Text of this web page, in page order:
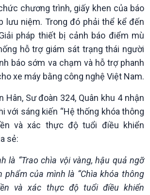
hội
Khoa học & Công nghệ
Tin Khoa học & Công nghệ
Kết nối công nghệ
Sống chung với biến đổi
chương trình, giấy khen của báo
lưu niệm. Trong đó phải thể kể đến
pháp thiết bị cảnh báo điểm mù
hỗ trợ giám sát trạng thái người
báo sớm va chạm và hỗ trợ phanh
xe máy bằng công nghệ Việt Nam.
Hân, Sư đoàn 324, Quân khu 4 nhận
với sáng kiến “Hệ thống khóa thông
và xác thực độ tuổi điều khiển
sẻ:
là “Trao chìa vội vàng, hậu quả ngỡ
phẩm của mình là “Chìa khóa thông
và xác thực độ tuổi điều khiển